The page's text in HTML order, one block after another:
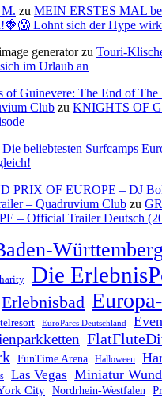
zu MEIN ERSTES MAL
Lohnt sich der Hype
generatorzu Touri-
im Urlaub an
of Guinevere: The End of
Club zu KNIGHTS OF
Die beliebtesten Surfcamps
PRIX OF EUROPE – DJ
– Quadruvium Club zu
– Official Trailer Deutsch
Württemberg
Die
Erlebnisbad
EuroParcs Deutschland
FunTime Arena Halloween
Las Vegas Miniatur
City Nordrhein-Westfalen